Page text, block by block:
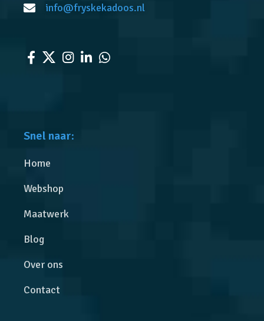
info@fryskekadoos.nl
Snel naar:
Home
Webshop
Maatwerk
Blog
Over ons
Contact